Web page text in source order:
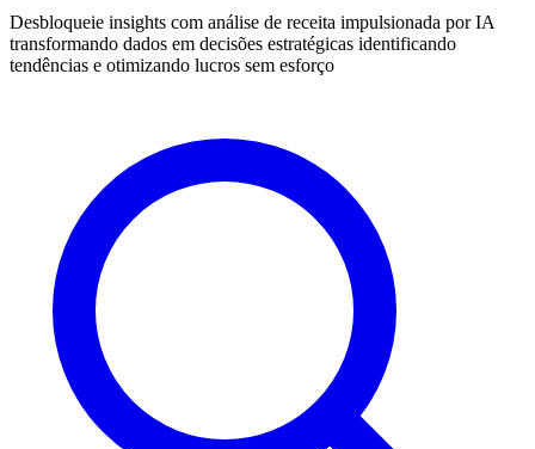
Desbloqueie insights com análise de receita impulsionada por IA
transformando dados em decisões estratégicas identificando
tendências e otimizando lucros sem esforço